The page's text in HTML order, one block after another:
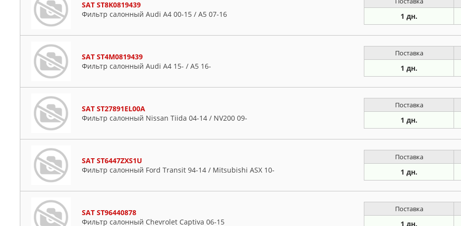
SAT ST8K0819439
Фильтр салонный Audi A4 00-15 / A5 07-16
1 дн.
SAT ST4M0819439
Фильтр салонный Audi A4 15- / A5 16-
Поставка
1 дн.
SAT ST27891EL00A
Фильтр салонный Nissan Tiida 04-14 / NV200 09-
Поставка
1 дн.
SAT ST6447ZXS1U
Фильтр салонный Ford Transit 94-14 / Mitsubishi ASX 10-
Поставка
1 дн.
SAT ST96440878
Фильтр салонный Chevrolet Captiva 06-15
Поставка
1 дн.